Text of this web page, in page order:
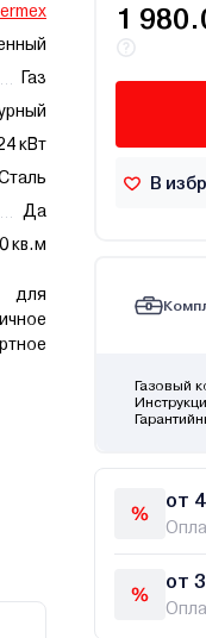
Газ
кВт
Да
кв.м
для
1
В
Газовый
от
от